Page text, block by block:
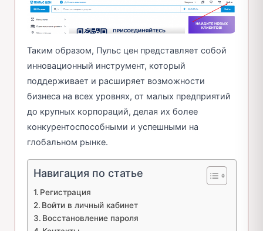
Таким образом, Пульс цен представляет собой
инновационный инструмент, который
поддерживает и расширяет возможности
бизнеса на всех уровнях, от малых предприятий
до крупных корпораций, делая их более
конкурентоспособными и успешными на
глобальном рынке.
Навигация по статье
Регистрация
Войти в личный кабинет
Восстановление пароля